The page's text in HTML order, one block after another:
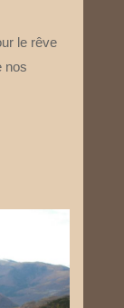
le rêve
nos